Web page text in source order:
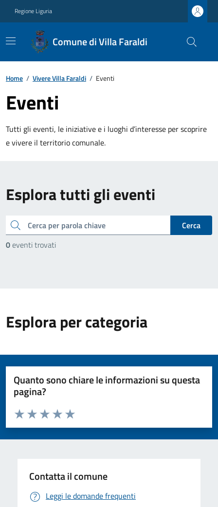
Regione Liguria
Comune di Villa Faraldi
Home / Vivere Villa Faraldi / Eventi
Eventi
Tutti gli eventi, le iniziative e i luoghi d’interesse per scoprire
e vivere il territorio comunale.
Esplora tutti gli eventi
cerca
Cerca
0eventi trovati
Esplora per categoria
Quanto sono chiare le informazioni su questa
pagina?
Valuta da 1 a 5 stelle la pagina
Valuta 5 stelle su 5
Valuta 4 stelle su 5
Valuta 3 stelle su 5
Valuta 2 stelle su 5
Valuta 1 stelle su 5
Contatta il comune
Leggi le domande frequenti